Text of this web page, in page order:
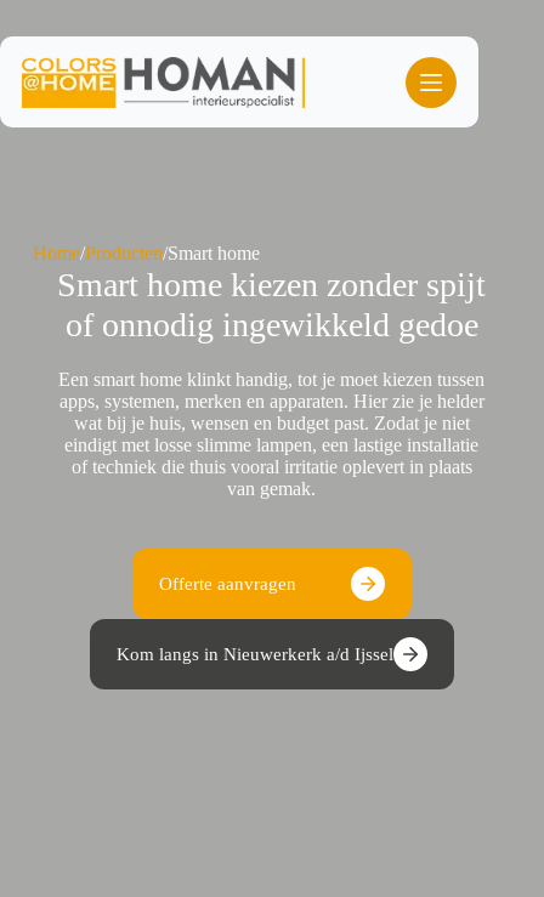
de
inhoud
Home/Producten/Smart home
Smart home kiezen zonder spijt
of onnodig ingewikkeld gedoe
Een smart home klinkt handig, tot je moet kiezen tussen
apps, systemen, merken en apparaten. Hier zie je helder
wat bij je huis, wensen en budget past. Zodat je niet
eindigt met losse slimme lampen, een lastige installatie
of techniek die thuis vooral irritatie oplevert in plaats
van gemak.
Offerte aanvragen
Kom langs in Nieuwerkerk a/d Ijssel